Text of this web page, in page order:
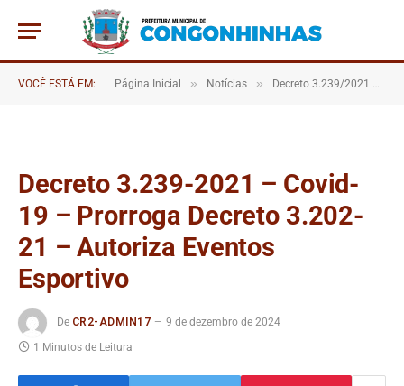
VOCÊ ESTÁ EM: Página Inicial » Notícias » Decreto 3.239/2021 – Covid-19 – Prorroga Decreto 3.202/2021 – Autoriza Eventos Esportivo
Decreto 3.239-2021 – Covid-
19 – Prorroga Decreto 3.202-
21 – Autoriza Eventos
Esportivo
De CR2-ADMIN17
9 de dezembro de 2024
1 Minutos de Leitura